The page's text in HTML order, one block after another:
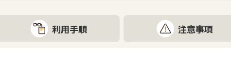
利用手順 注意事項